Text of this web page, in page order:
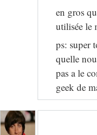
en gros
utilisée le
ps: super
quelle
pas a le
geek de